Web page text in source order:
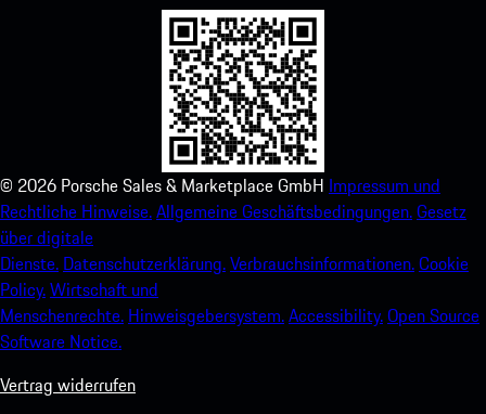
© 2026 Porsche Sales & Marketplace GmbH Impressum und
Rechtliche Hinweise.Allgemeine Geschäftsbedingungen.Gesetz
über digitale
Dienste. Datenschutzerklärung.Verbrauchsinformationen.Cookie
Policy.Wirtschaft und
Menschenrechte. Hinweisgebersystem.Accessibility.Open Source
Software Notice.
Vertrag widerrufen